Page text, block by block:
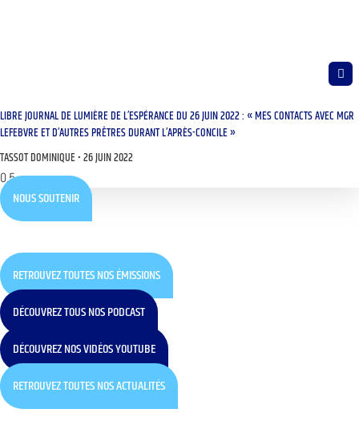
LIBRE JOURNAL DE LUMIÈRE DE L’ESPÉRANCE DU 26 JUIN 2022 : « MES CONTACTS AVEC MGR
LEFEBVRE ET D’AUTRES PRÊTRES DURANT L’APRÈS-CONCILE »
TASSOT DOMINIQUE 26 JUIN 2022
NOUS SOUTENIR
RETROUVEZ TOUTES NOS ÉMISSIONS
DÉCOUVREZ TOUS NOS PODCAST
DÉCOUVREZ NOS VIDÉOS YOUTUBE
RETROUVEZ TOUTES NOS ACTUALITÉS